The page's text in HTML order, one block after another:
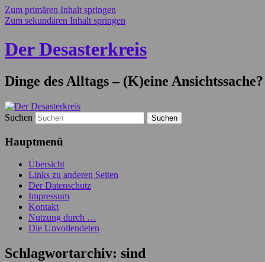
Zum primären Inhalt springen
Zum sekundären Inhalt springen
Der Desasterkreis
Dinge des Alltags – (K)eine Ansichtssache?
Suchen
Hauptmenü
Übersicht
Links zu anderen Seiten
Der Datenschutz
Impressum
Kontakt
Nutzung durch …
Die Unvollendeten
Schlagwortarchiv: sind